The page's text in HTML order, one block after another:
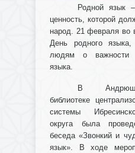
Родной язык
ценность, которой
народ. 21 февраля во
День родного языка,
людям о важности
языка.
В
библиотеке
системы
округа была
беседа «Звонкий и
язык». В ходе